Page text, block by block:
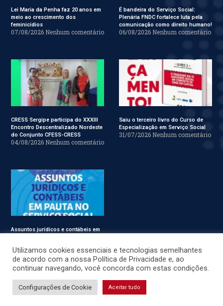
Lei Maria da Penha faz 20 anos em
meio ao crescimento dos
feminicídios
07/08/2026 Nenhum comentário
É bandeira do Serviço Social:
Plenária FNDC fortalece luta pela
comunicação como direito humano!
06/08/2026 Nenhum comentário
CRESS Sergipe participa do XXXIII
Encontro Descentralizado Nordeste
do Conjunto CFESS-CRESS
04/08/2026 Nenhum comentário
Saiu o terceiro livro do Curso de
Especialização em Serviço Social
31/07/2026 Nenhum comentário
Assuntos jurídicos e contábeis em
© CRESS-SE 2022. Todos os Direitos Reservados.
Desenvolvido porJSWEBMIDIA
Utilizamos cookies essenciais e tecnologias semelhantes
de acordo com a nossa Política de Privacidade e, ao
continuar navegando, você concorda com estas condições.
Configurações de Cookie Aceitar tudo